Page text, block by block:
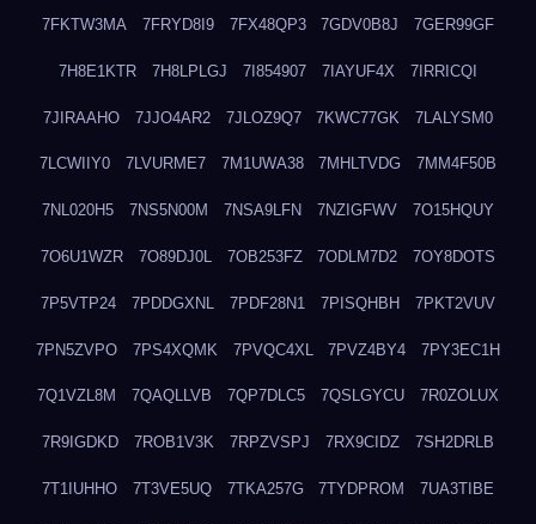
7FKTW3MA 7FRYD8I9 7FX48QP3 7GDV0B8J 7GER99GF
7H8E1KTR 7H8LPLGJ 7I854907 7IAYUF4X 7IRRICQI
7JIRAAHO 7JJO4AR2 7JLOZ9Q7 7KWC77GK 7LALYSM0
7LCWIIY0 7LVURME7 7M1UWA38 7MHLTVDG 7MM4F50B
7NL020H5 7NS5N00M 7NSA9LFN 7NZIGFWV 7O15HQUY
7O6U1WZR 7O89DJ0L 7OB253FZ 7ODLM7D2 7OY8DOTS
7P5VTP24 7PDDGXNL 7PDF28N1 7PISQHBH 7PKT2VUV
7PN5ZVPO 7PS4XQMK 7PVQC4XL 7PVZ4BY4 7PY3EC1H
7Q1VZL8M 7QAQLLVB 7QP7DLC5 7QSLGYCU 7R0ZOLUX
7R9IGDKD 7ROB1V3K 7RPZVSPJ 7RX9CIDZ 7SH2DRLB
7T1IUHHO 7T3VE5UQ 7TKA257G 7TYDPROM 7UA3TIBE